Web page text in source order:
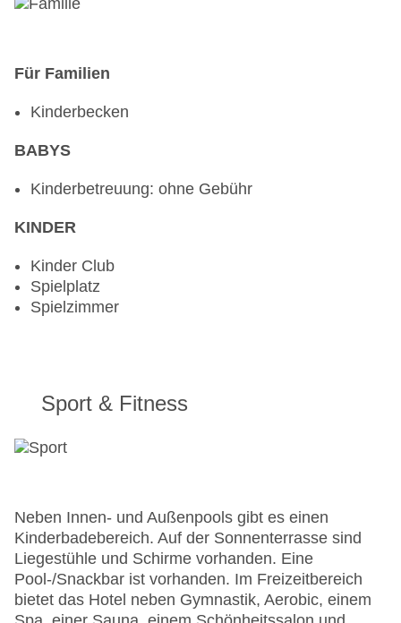
Für Familien
Kinderbecken
BABYS
Kinderbetreuung: ohne Gebühr
KINDER
Kinder Club
Spielplatz
Spielzimmer
Sport & Fitness
Neben Innen- und Außenpools gibt es einen
Kinderbadebereich. Auf der Sonnenterrasse sind
Liegestühle und Schirme vorhanden. Eine
Pool-/Snackbar ist vorhanden. Im Freizeitbereich
bietet das Hotel neben Gymnastik, Aerobic, einem